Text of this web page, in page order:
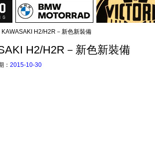
H2/H2R－新色新裝備
H2/H2R－新色新裝備
： 2015-10-30